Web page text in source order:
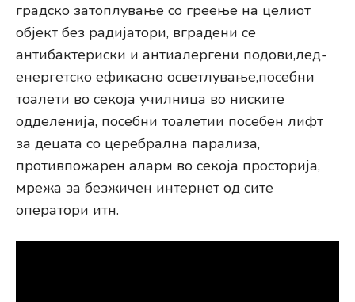
градско затоплување со греење на целиот
објект без радијатори, вградени се
антибактериски и антиалергени подови,лед-
енергетско ефикасно осветлување,посебни
тоалети во секоја училница во ниските
одделенија, посебни тоалетии посебен лифт
за децата со церебрална парализа,
противпожарен аларм во секоја просторија,
мрежа за безжичен интернет од сите
оператори итн.